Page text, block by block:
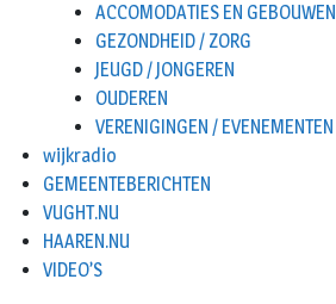
ACCOMODATIES EN GEBOUWEN
GEZONDHEID / ZORG
JEUGD / JONGEREN
OUDEREN
VERENIGINGEN / EVENEMENTEN
wijkradio
GEMEENTEBERICHTEN
VUGHT.NU
HAAREN.NU
VIDEO’S